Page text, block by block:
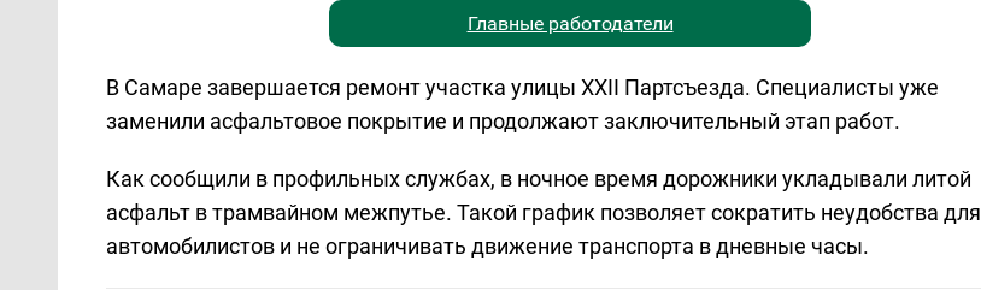
Главные работодатели
В Самаре завершается ремонт участка улицы XXII Партсъезда. Специалисты уже
заменили асфальтовое покрытие и продолжают заключительный этап работ.
Как сообщили в профильных службах, в ночное время дорожники укладывали литой
асфальт в трамвайном межпутье. Такой график позволяет сократить неудобства для
автомобилистов и не ограничивать движение транспорта в дневные часы.